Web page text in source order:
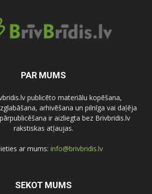
PAR MUMS
publicēto materiālu kopēšana,
arhivēšana un pilnīga vai daļēja
ir aizliegta bez Brivbridis.lv
rakstiskas atļaujas.
ar mums: info@brivbridis.lv
SEKOT MUMS